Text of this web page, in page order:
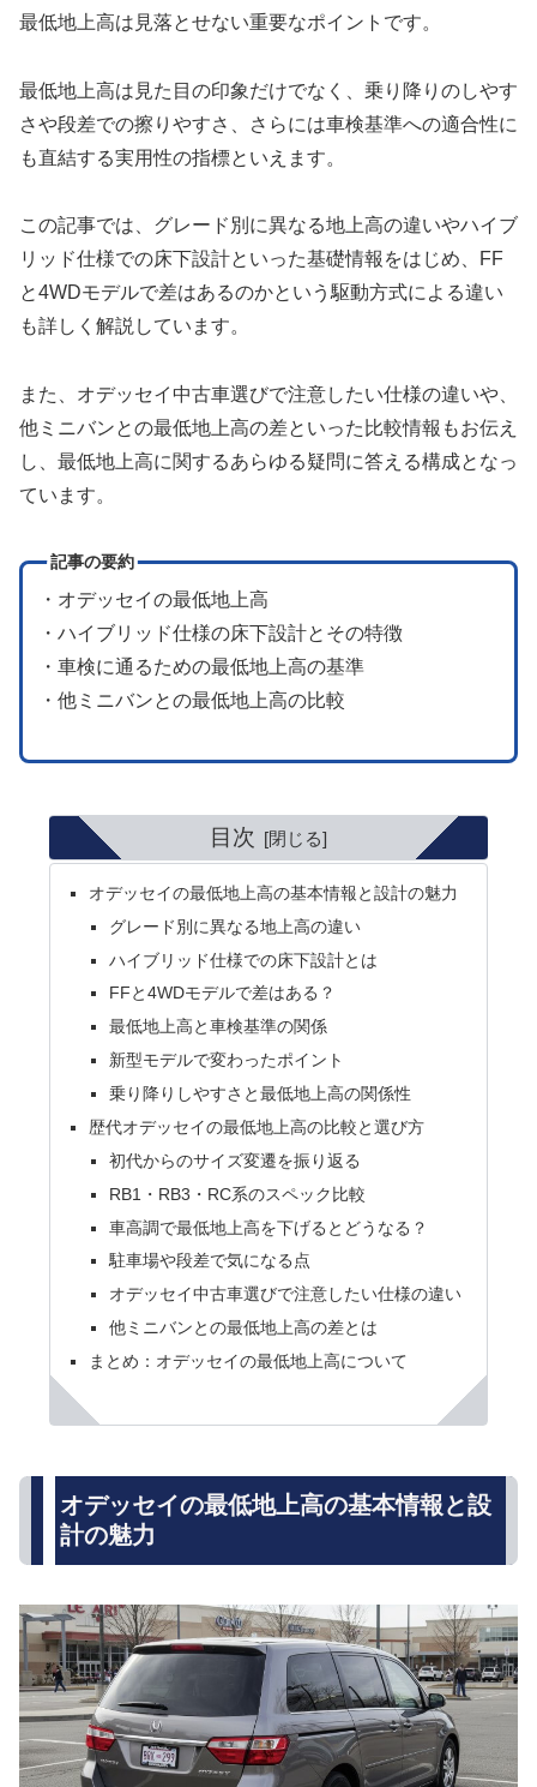
最低地上高は見落とせない重要なポイントです。
最低地上高は見た目の印象だけでなく、乗り降りのしやす
さや段差での擦りやすさ、さらには車検基準への適合性に
も直結する実用性の指標といえます。
この記事では、グレード別に異なる地上高の違いやハイブ
リッド仕様での床下設計といった基礎情報をはじめ、FF
と4WDモデルで差はあるのかという駆動方式による違い
も詳しく解説しています。
また、オデッセイ中古車選びで注意したい仕様の違いや、
他ミニバンとの最低地上高の差といった比較情報もお伝え
し、最低地上高に関するあらゆる疑問に答える構成となっ
ています。
記事の要約
・オデッセイの最低地上高
・ハイブリッド仕様の床下設計とその特徴
・車検に通るための最低地上高の基準
・他ミニバンとの最低地上高の比較
目次
オデッセイの最低地上高の基本情報と設計の魅力
グレード別に異なる地上高の違い
ハイブリッド仕様での床下設計とは
FFと4WDモデルで差はある？
最低地上高と車検基準の関係
新型モデルで変わったポイント
乗り降りしやすさと最低地上高の関係性
歴代オデッセイの最低地上高の比較と選び方
初代からのサイズ変遷を振り返る
RB1・RB3・RC系のスペック比較
車高調で最低地上高を下げるとどうなる？
駐車場や段差で気になる点
オデッセイ中古車選びで注意したい仕様の違い
他ミニバンとの最低地上高の差とは
まとめ：オデッセイの最低地上高について
オデッセイの最低地上高の基本情報と設
計の魅力